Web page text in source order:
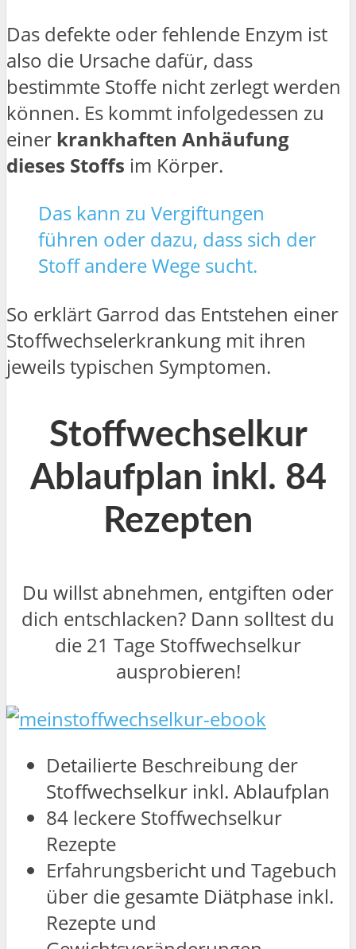
Das defekte oder fehlende Enzym ist
also die Ursache dafür, dass
bestimmte Stoffe nicht zerlegt werden
können. Es kommt infolgedessen zu
einer krankhaften Anhäufung
dieses Stoffs im Körper.
Das kann zu Vergiftungen
führen oder dazu, dass sich der
Stoff andere Wege sucht.
So erklärt Garrod das Entstehen einer
Stoffwechselerkrankung mit ihren
jeweils typischen Symptomen.
Stoffwechselkur
Ablaufplan inkl. 84
Rezepten
Du willst abnehmen, entgiften oder
dich entschlacken? Dann solltest du
die 21 Tage Stoffwechselkur
ausprobieren!
Detailierte Beschreibung der
Stoffwechselkur inkl. Ablaufplan
84 leckere Stoffwechselkur
Rezepte
Erfahrungsbericht und Tagebuch
über die gesamte Diätphase inkl.
Rezepte und